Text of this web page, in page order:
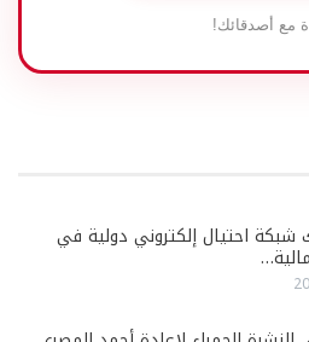
مع أصدقائك!
احتيال إلكتروني دولية في